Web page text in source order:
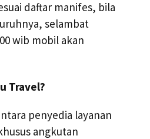
daftar manifes, bila
selambat
wib mobil akan
Travel?
penyedia layanan
angkutan